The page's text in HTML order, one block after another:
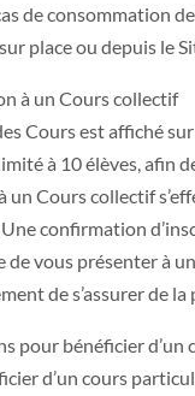
de consommation
place ou depuis le
à un Cours collectif
Cours est affiché
à 10 élèves, afin
un Cours collectif
confirmation
de vous présenter à
de s’assurer de
pour bénéficier d’un
d’un cours